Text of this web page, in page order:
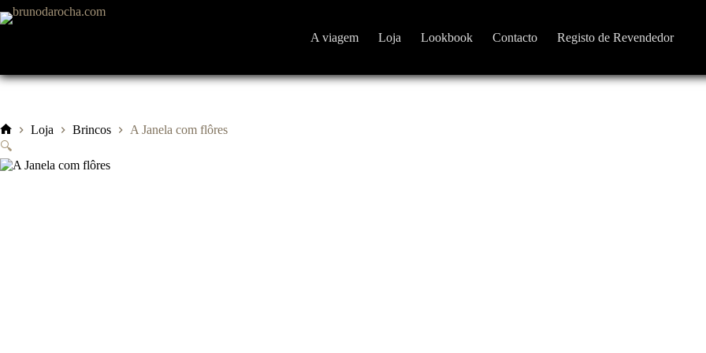
Pular
para
A viagem Loja Lookbook Contacto Registo de Revendedor
Início
Loja Brincos
A Janela com flôres
🔍